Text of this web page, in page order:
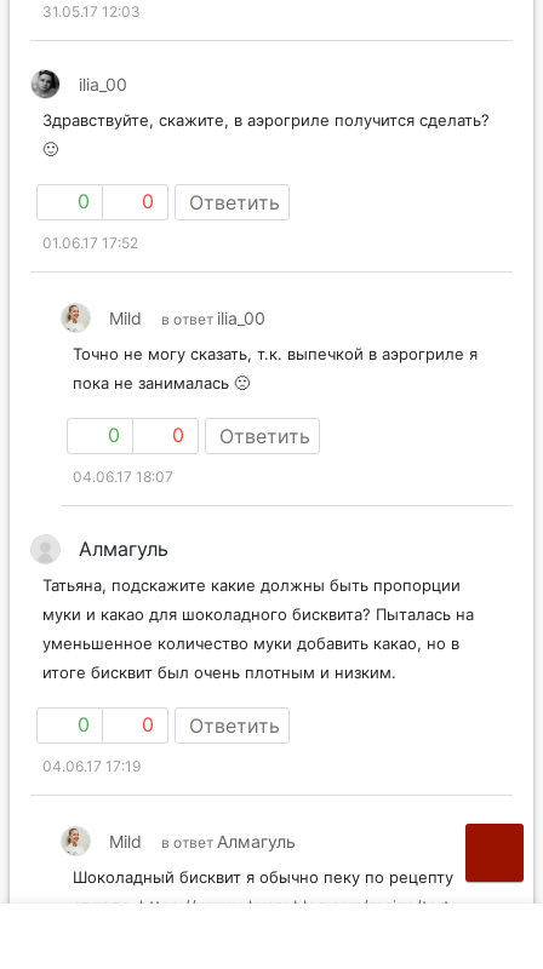
31.05.17 12:03
ilia_00
Здравствуйте, скажите, в аэрогриле получится сделать?
🙂
0 0 Ответить
01.06.17 17:52
Mild в ответ ilia_00
Точно не могу сказать, т.к. выпечкой в аэрогриле я
пока не занималась 🙁
0 0 Ответить
04.06.17 18:07
Алмагуль
Татьяна, подскажите какие должны быть пропорции
муки и какао для шоколадного бисквита? Пыталась на
уменьшенное количество муки добавить какао, но в
итоге бисквит был очень плотным и низким.
0 0 Ответить
04.06.17 17:19
Mild в ответ Алмагуль
Шоколадный бисквит я обычно пеку по рецепту
отсюда: https://www.vkusnyblog.com/recipe/tort-